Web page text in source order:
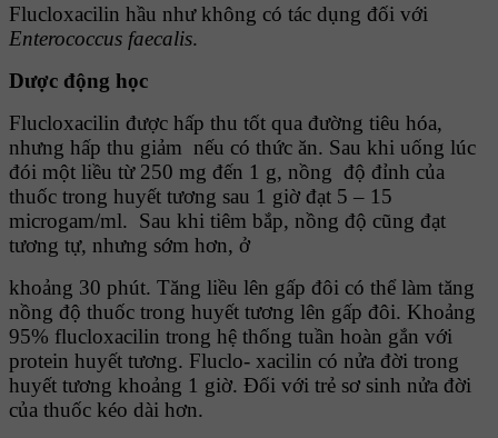
Flucloxacilin hầu như không có tác dụng đối với
Enterococcus faecalis.
Dược động học
Flucloxacilin được hấp thu tốt qua đường tiêu hóa,
nhưng hấp thu giảm nếu có thức ăn. Sau khi uống lúc
đói một liều từ 250 mg đến 1 g, nồng độ đỉnh của
thuốc trong huyết tương sau 1 giờ đạt 5 – 15
microgam/ml. Sau khi tiêm bắp, nồng độ cũng đạt
tương tự, nhưng sớm hơn, ở
khoảng 30 phút. Tăng liều lên gấp đôi có thể làm tăng
nồng độ thuốc trong huyết tương lên gấp đôi. Khoảng
95% flucloxacilin trong hệ thống tuần hoàn gắn với
protein huyết tương. Fluclo- xacilin có nửa đời trong
huyết tương khoảng 1 giờ. Ðối với trẻ sơ sinh nửa đời
của thuốc kéo dài hơn.